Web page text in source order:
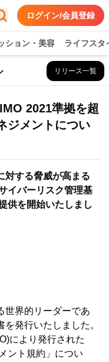
ログイン/会員登録
ション・美容 ライフスタ
リリース一覧
2021準拠を超
ジメントについ
対する脅威が高まる
イバーリスク管理基
供を開始いたしまし
世界的リーダーであ
発行いたしました。
により発行された
ント規約」につい